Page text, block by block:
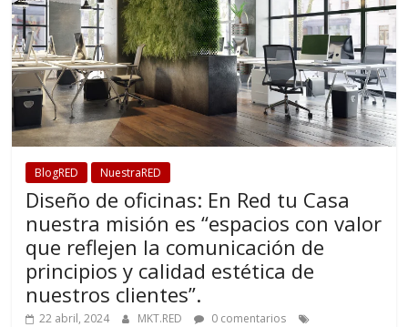
BlogRED NuestraRED
Diseño de oficinas: En Red tu Casa
nuestra misión es “espacios con valor
que reflejen la comunicación de
principios y calidad estética de
nuestros clientes”.
22 abril, 2024 MKT.RED
0 comentarios